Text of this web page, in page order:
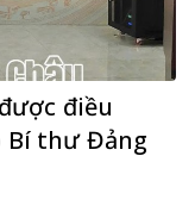
điều
Bí thư Đảng